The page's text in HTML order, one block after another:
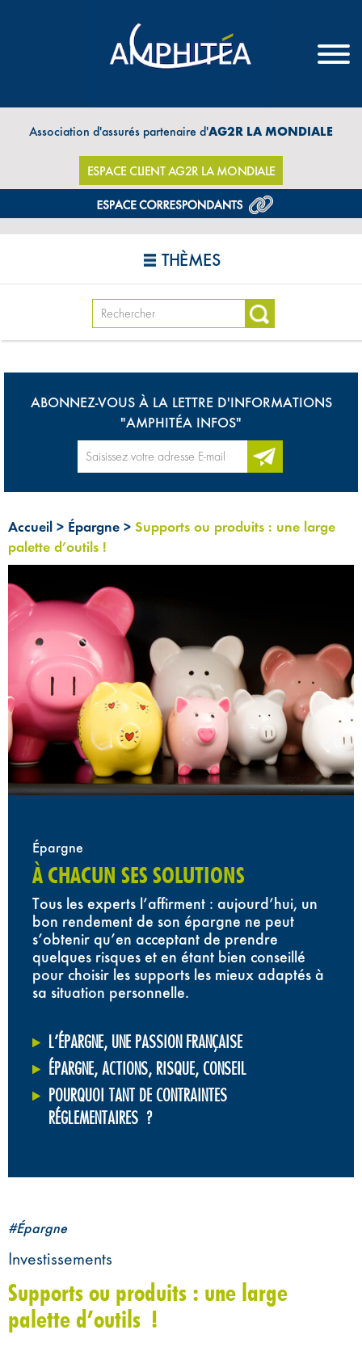
Association d'assurés partenaire d'AG2R LA MONDIALE
ESPACE CLIENT AG2R LA MONDIALE
THÈMES
ABONNEZ-VOUS À LA LETTRE D'INFORMATIONS
"AMPHITÉA INFOS"
Accueil > Épargne > Supports ou produits : une large
palette d’outils !
Épargne
À CHACUN SES SOLUTIONS
Tous les experts l’affirment : aujourd’hui, un
bon rendement de son épargne ne peut
s’obtenir qu’en acceptant de prendre
quelques risques et en étant bien conseillé
pour choisir les supports les mieux adaptés à
sa situation personnelle.
L’ÉPARGNE, UNE PASSION FRANÇAISE
ÉPARGNE, ACTIONS, RISQUE, CONSEIL
POURQUOI TANT DE CONTRAINTES
RÉGLEMENTAIRES ?
#Épargne
Investissements
Supports ou produits : une large
palette d’outils !